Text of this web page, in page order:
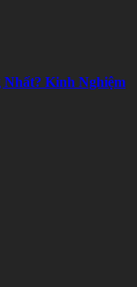
Kinh Nghiệm